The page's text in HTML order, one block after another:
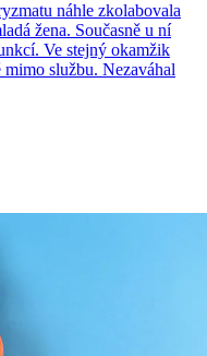
náhle zkolabovala
žena. Současně u ní
Ve stejný okamžik
službu. Nezaváhal